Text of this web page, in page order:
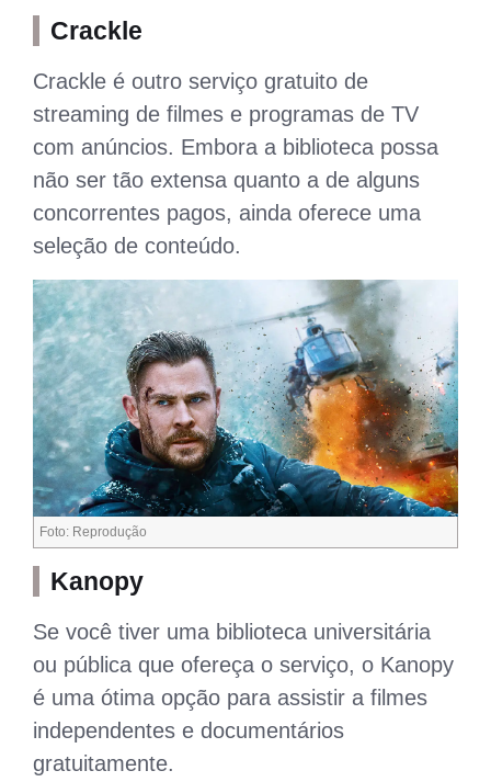
Crackle
Crackle é outro serviço gratuito de
streaming de filmes e programas de TV
com anúncios. Embora a biblioteca possa
não ser tão extensa quanto a de alguns
concorrentes pagos, ainda oferece uma
seleção de conteúdo.
Foto: Reprodução
Kanopy
Se você tiver uma biblioteca universitária
ou pública que ofereça o serviço, o Kanopy
é uma ótima opção para assistir a filmes
independentes e documentários
gratuitamente.